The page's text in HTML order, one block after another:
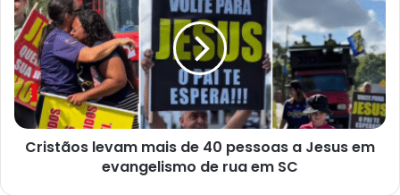
mais
de
40
pessoas
a
Jesus
em
evangelismo
Cristãos levam mais de 40 pessoas a Jesus em
evangelismo de rua em SC